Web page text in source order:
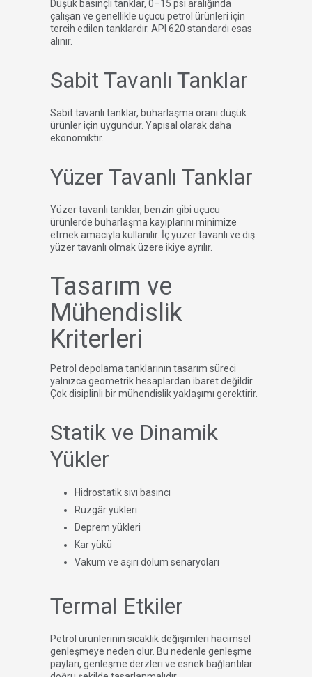
Düşük basınçlı tanklar, 0–15 psi aralığında
çalışan ve genellikle uçucu petrol ürünleri için
tercih edilen tanklardır. API 620 standardı esas
alınır.
Sabit Tavanlı Tanklar
Sabit tavanlı tanklar, buharlaşma oranı düşük
ürünler için uygundur. Yapısal olarak daha
ekonomiktir.
Yüzer Tavanlı Tanklar
Yüzer tavanlı tanklar, benzin gibi uçucu
ürünlerde buharlaşma kayıplarını minimize
etmek amacıyla kullanılır. İç yüzer tavanlı ve dış
yüzer tavanlı olmak üzere ikiye ayrılır.
Tasarım ve
Mühendislik
Kriterleri
Petrol depolama tanklarının tasarım süreci
yalnızca geometrik hesaplardan ibaret değildir.
Çok disiplinli bir mühendislik yaklaşımı gerektirir.
Statik ve Dinamik
Yükler
Hidrostatik sıvı basıncı
Rüzgâr yükleri
Deprem yükleri
Kar yükü
Vakum ve aşırı dolum senaryoları
Termal Etkiler
Petrol ürünlerinin sıcaklık değişimleri hacimsel
genleşmeye neden olur. Bu nedenle genleşme
payları, genleşme derzleri ve esnek bağlantılar